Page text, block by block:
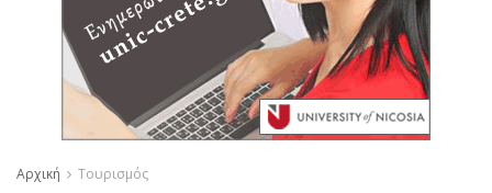
Αρχική Τουρισμός